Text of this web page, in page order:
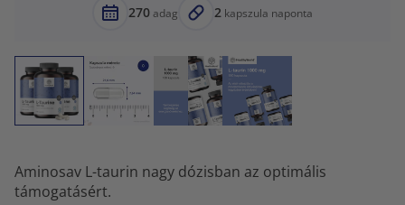
270adag 2 kapszula naponta
Aminosav L-taurin nagy dózisban az optimális
támogatásért.